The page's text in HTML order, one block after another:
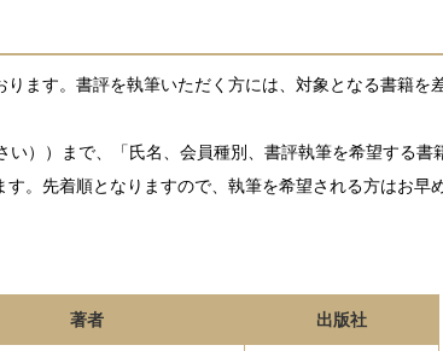
ます。書評を執筆いただく方には、対象となる書籍を
い））まで、「氏名、会員種別、書評執筆を希望する書
。先着順となりますので、執筆を希望される方はお早
著者 出版社